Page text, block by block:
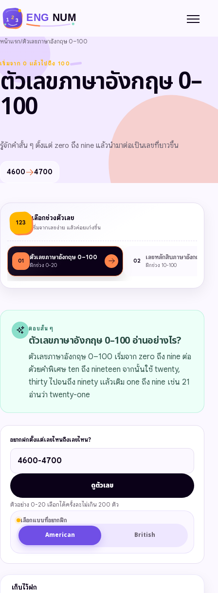
หน้าแรก/ตัวเลขภาษาอังกฤษ 0–100
เริ่มจาก 0 แล้วไปถึง 100
ตัวเลขภาษาอังกฤษ 0–
100
รู้จักคำสั้น ๆ ตั้งแต่ zero ถึง nine แล้วนำมาต่อเป็นเลขที่ยาวขึ้น
4600 4700
123
เลือกช่วงตัวเลข
เริ่มจากเลขง่าย แล้วค่อยเก่งขึ้น
01 ตัวเลขภาษาอังกฤษ 0–100
ฝึกช่วง 0-20
02 เลขหลักสิบภาษาอังกฤษ
ฝึกช่วง 10-100
ตอบสั้น ๆ
ตัวเลขภาษาอังกฤษ 0–100 อ่านอย่างไร?
ตัวเลขภาษาอังกฤษ 0–100 เริ่มจาก zero ถึง nine ต่อ
ด้วยคำพิเศษ ten ถึง nineteen จากนั้นใช้ twenty,
thirty ไปจนถึง ninety แล้วเติม one ถึง nine เช่น 21
อ่านว่า twenty-one
อยากฝึกตั้งแต่เลขไหนถึงเลขไหน?
ดูตัวเลข
ตัวอย่าง 0-20 เลือกได้ครั้งละไม่เกิน 200 ตัว
เลือกแบบที่อยากฝึก
American British
เก็บไว้ฝึก